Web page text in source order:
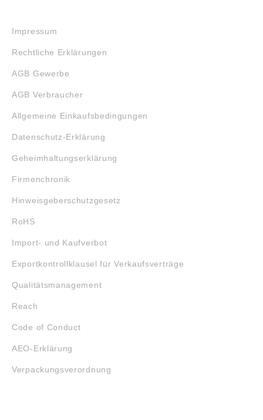
Impressum
Rechtliche Erklärungen
AGB Gewerbe
AGB Verbraucher
Allgemeine Einkaufsbedingungen
Datenschutz-Erklärung
Geheimhaltungserklärung
Firmenchronik
Hinweisgeberschutzgesetz
RoHS
Import- und Kaufverbot
Exportkontrollklausel für Verkaufsverträge
Qualitätsmanagement
Reach
Code of Conduct
AEO-Erklärung
Verpackungsverordnung